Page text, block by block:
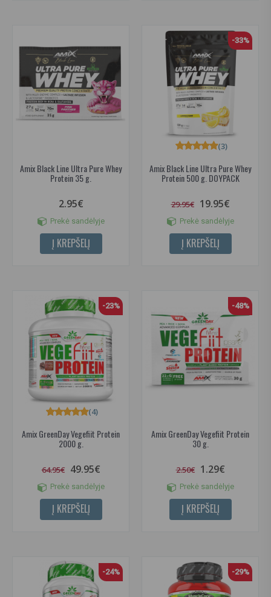
Amix Black Line Ultra Pure Whey
Protein 35 g.
2.95€
Prekė sandėlyje
Į KREPŠELĮ
-33%
Amix Black Line Ultra Pure Whey
Protein 500 g. DOYPACK
(3)
29.95€ 19.95€
Prekė sandėlyje
Į KREPŠELĮ
-23%
Amix GreenDay Vegefiit Protein
2000 g.
(4)
64.95€ 49.95€
Prekė sandėlyje
Į KREPŠELĮ
-48%
Amix GreenDay Vegefiit Protein
30 g.
2.50€ 1.29€
Prekė sandėlyje
Į KREPŠELĮ
-24% -29%